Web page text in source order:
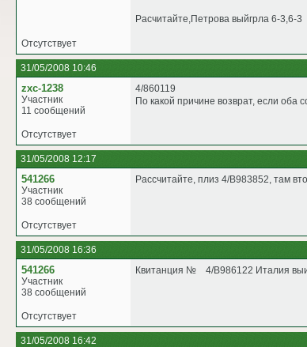
Расчитайте,Петрова выйгрла 6-3,6-3
Отсутствует
31/05/2008 10:46
zxc-1238
Участник
11 сообщений
4/860119
По какой причине возврат, если оба
Отсутствует
31/05/2008 12:17
541266
Участник
38 сообщений
Рассчитайте, плиз 4/B983852, там
Отсутствует
31/05/2008 16:36
541266
Участник
38 сообщений
Квитанция № 4/B986122 Италия
Отсутствует
31/05/2008 16:42